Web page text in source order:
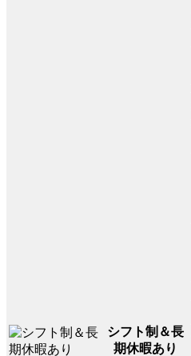
シフト制＆長
期休暇あり